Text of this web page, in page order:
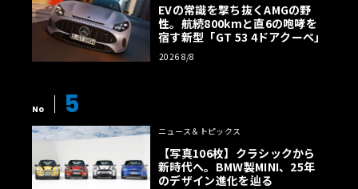
EVの常識を撃ち抜くAMGの野
性。航続800kmと直6の咆哮を
宿す新型「GT 53 4ドアクーペ」
2026 8/8
No 5
ニュース＆トピックス
【写真106枚】クラシックから
新時代へ。BMW製MINI、25年
のデザイン進化を辿る